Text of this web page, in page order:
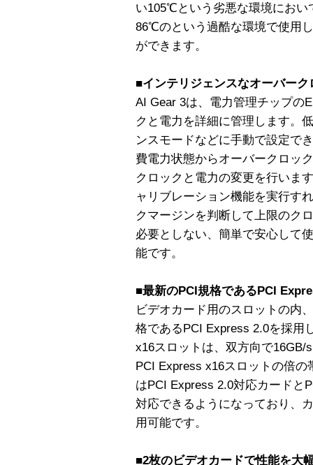
い105℃という劣悪な環境におい
86℃のという過酷な環境で使用
ができます。
■インテリジェンスなオーバー
AI Gear 3は、電力管理チップの
クと電力を詳細に管理します。
ンスモードなどに手動で設定で
費電力状態からオーバークロッ
クロックと電力の変更を行いま
ャリブレーション機能を実行す
クマージンを判断して上限のク
必要としない、簡単で安心して
能です。
■最新のPCI規格であるPCI
ビデオカード用のスロットの内
格であるPCI Express 2.0を採用
x16スロットは、双方向で16GB/
PCI Express x16スロットの倍
はPCI Express 2.0対応カードと
対応できるようになっており、
用可能です。
■2枚のビデオカードで性能を大